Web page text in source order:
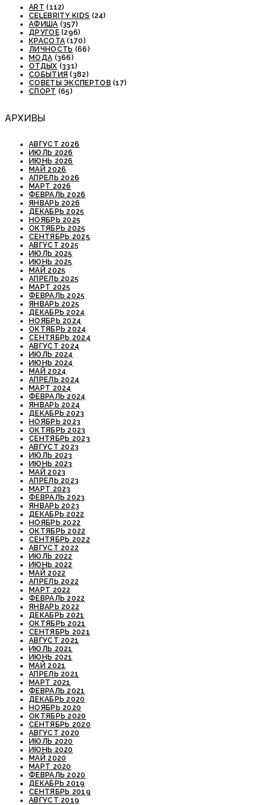
ART (112)
CELEBRITY KIDS (24)
АФИША (357)
ДРУГОЕ(296)
КРАСОТА (170)
ЛИЧНОСТЬ (66)
МОДА (366)
ОТДЫХ (331)
СОБЫТИЯ (382)
СОВЕТЫ ЭКСПЕРТОВ (17)
СПОРТ (65)
АРХИВЫ
АВГУСТ 2026
ИЮЛЬ 2026
ИЮНЬ 2026
МАЙ 2026
АПРЕЛЬ 2026
МАРТ 2026
ФЕВРАЛЬ 2026
ЯНВАРЬ 2026
ДЕКАБРЬ 2025
НОЯБРЬ 2025
ОКТЯБРЬ 2025
СЕНТЯБРЬ 2025
АВГУСТ 2025
ИЮЛЬ 2025
ИЮНЬ 2025
МАЙ 2025
АПРЕЛЬ 2025
МАРТ 2025
ФЕВРАЛЬ 2025
ЯНВАРЬ 2025
ДЕКАБРЬ 2024
НОЯБРЬ 2024
ОКТЯБРЬ 2024
СЕНТЯБРЬ 2024
АВГУСТ 2024
ИЮЛЬ 2024
ИЮНЬ 2024
МАЙ 2024
АПРЕЛЬ 2024
МАРТ 2024
ФЕВРАЛЬ 2024
ЯНВАРЬ 2024
ДЕКАБРЬ 2023
НОЯБРЬ 2023
ОКТЯБРЬ 2023
СЕНТЯБРЬ 2023
АВГУСТ 2023
ИЮЛЬ 2023
ИЮНЬ 2023
МАЙ 2023
АПРЕЛЬ 2023
МАРТ 2023
ФЕВРАЛЬ 2023
ЯНВАРЬ 2023
ДЕКАБРЬ 2022
НОЯБРЬ 2022
ОКТЯБРЬ 2022
СЕНТЯБРЬ 2022
АВГУСТ 2022
ИЮЛЬ 2022
ИЮНЬ 2022
МАЙ 2022
АПРЕЛЬ 2022
МАРТ 2022
ФЕВРАЛЬ 2022
ЯНВАРЬ 2022
ДЕКАБРЬ 2021
ОКТЯБРЬ 2021
СЕНТЯБРЬ 2021
АВГУСТ 2021
ИЮЛЬ 2021
ИЮНЬ 2021
МАЙ 2021
АПРЕЛЬ 2021
МАРТ 2021
ФЕВРАЛЬ 2021
ДЕКАБРЬ 2020
НОЯБРЬ 2020
ОКТЯБРЬ 2020
СЕНТЯБРЬ 2020
АВГУСТ 2020
ИЮЛЬ 2020
ИЮНЬ 2020
МАЙ 2020
МАРТ 2020
ФЕВРАЛЬ 2020
ДЕКАБРЬ 2019
СЕНТЯБРЬ 2019
АВГУСТ 2019